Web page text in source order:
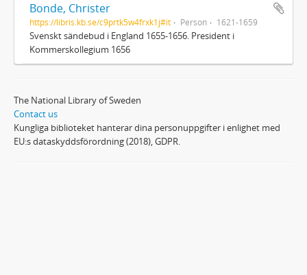
Bonde, Christer
https://libris.kb.se/c9prtk5w4frxk1j#it Person 1621-1659
Svenskt sändebud i England 1655-1656. President i
Kommerskollegium 1656
The National Library of Sweden
Contact us
Kungliga biblioteket hanterar dina personuppgifter i enlighet med
EU:s dataskyddsförordning (2018), GDPR.